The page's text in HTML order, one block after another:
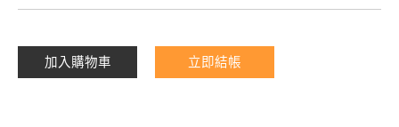
加入購物車 立即結帳